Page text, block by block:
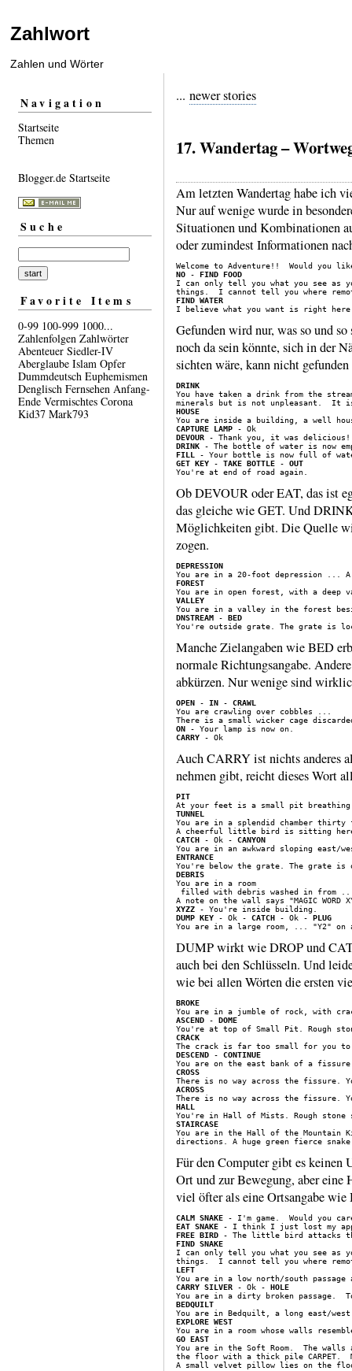
Zahlwort
Zahlen und Wörter
Navigation
Startseite
Themen
Blogger.de Startseite
Suche
Favorite Items
0-99 100-999 1000...
Zahlenfolgen Zahlwörter
Abenteuer Siedler-IV
Aberglaube Islam Opfer
Dummdeutsch Euphemismen
Denglisch Fernsehen Anfang-
Ende Vermischtes Corona
Kid37 Mark793
... newer stories
17. Wandertag –
Am letzten Wandertag habe ich
Nur auf wenige wurde in
Situa­tionen und Kombina­tionen
oder zumin­dest Infor­mationen
NO - FIND FOOD
I can only tell you what you see as
FIND WATER
Gefunden wird nur, was so und
noch da sein könnte, sich in der
sichten wäre, kann nicht
DRINK
HOUSE
CAPTURE LAMP
DEVOUR
DRINK
FILL
GET KEY - TAKE BOTTLE - OUT
Ob DEVOUR oder EAT, das ist
das gleiche wie GET. Und
Möglich­keiten gibt. Die Quelle
zogen.
DEPRESSION
FOREST
VALLEY
DNSTREAM - BED
Manche Zielangaben wie BED
normale Rich­tungs­angabe.
abkürzen. Nur wenige sind
OPEN - IN - CRAWL
You are crawling over cobbles ...
ON
CARRY
Auch CARRY ist nichts anderes
nehmen gibt, reicht dieses Wort
PIT
TUNNEL
CATCH - Ok - CANYON
ENTRANCE
DEBRIS
filled with debris washed in from
XYZZ
DUMP KEY - Ok - CATCH - Ok - PLUG
DUMP wirkt wie DROP und
auch bei den Schlüs­seln. Und
wie bei allen Wörten die ersten
BROKE
ASCEND - DOME
CRACK
DESCEND - CONTINUE
CROSS
ACROSS
HALL
STAIRCASE
Für den Computer gibt es keinen
Ort und zur Bewe­gung, aber
viel öfter als eine Orts­angabe
CALM SNAKE
EAT SNAKE
FREE BIRD
FIND SNAKE
LEFT
CARRY SILVER - Ok - HOLE
BEDQUILT
EXPLORE WEST
GO EAST
the floor with a thick pile CARPET.